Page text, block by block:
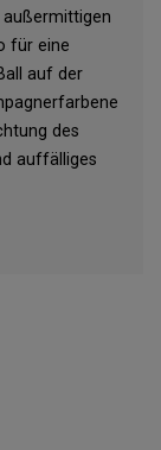
außermittigen
für eine
auf der
des
auffälliges